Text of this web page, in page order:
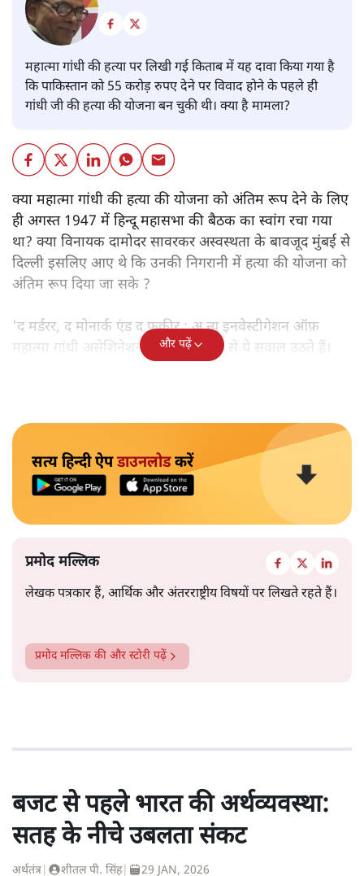
महात्मा गांधी की हत्या पर लिखी गई किताब में यह दावा किया गया है
कि पाकिस्तान को 55 करोड़ रुपए देने पर विवाद होने के पहले ही
गांधी जी की हत्या की योजना बन चुकी थी। क्या है मामला?
क्या महात्मा गांधी की हत्या की योजना को अंतिम रूप देने के लिए
ही अगस्त 1947 में हिन्दू महासभा की बैठक का स्वांग रचा गया
था? क्या विनायक दामोदर सावरकर अस्वस्थता के बावजूद मुंबई से
दिल्ली इसलिए आए थे कि उनकी निगरानी में हत्या की योजना को
अंतिम रूप दिया जा सके ?
'द मर्डरर, द मोनार्क एंड द फ़कीर : अ न्यू इनवेस्टीगेशन ऑफ़
महात्मा गांधी असेशिनेशन' नामक किताब से ये सवाल उठते हैं।
और पढ़ें
सत्य हिन्दी ऐपडाउनलोडकरें
प्रमोद मल्लिक
लेखक पत्रकार हैं, आर्थिक और अंतरराष्ट्रीय विषयों पर लिखते रहते हैं।
प्रमोद मल्लिक की और स्टोरी पढ़ें
बजट से पहले भारत की अर्थव्यवस्था:
सतह के नीचे उबलता संकट
अर्थतंत्र शीतल पी. सिंह| 29 JAN, 2026